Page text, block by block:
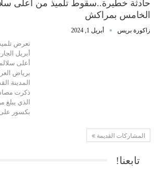
حادثة خطيرة..سقوط تلميذ من أعلى
الخامس بمراكش
زاكورة بريس أبريل 1, 2024
تعرض
أبريل
أعلى
برياض
المدينة
ذكرت
بكسور
المشاركات القديمة
تابعنا!